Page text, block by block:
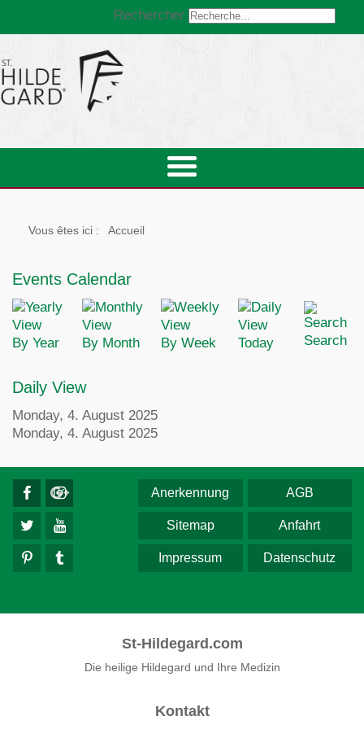
Rechercher
Vous êtes ici : Accueil
Events Calendar
By Year By Month By Week Today Search
Daily View
Monday, 4. August 2025
Monday, 4. August 2025
AGB
Anerkennung
Anfahrt
Sitemap
Datenschutz
Impressum
St-Hildegard.com
Die heilige Hildegard und Ihre Medizin
Kontakt